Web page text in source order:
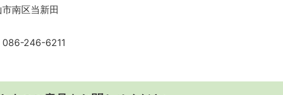
市南区当新田
086-246-6211